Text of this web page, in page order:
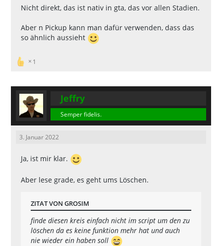
Nicht direkt, das ist nativ in gta, das vor allen Stadien.
Aber n Pickup kann man dafür verwenden, dass das
so ähnlich aussieht
1
Jeffry
Semper fidelis.
3. Januar 2022
Ja, ist mir klar.
Aber lese grade, es geht ums Löschen.
ZITAT VON GROSIM
finde diesen kreis einfach nicht im script um den zu
löschen da es keine funktion mehr hat und auch
nie wieder ein haben soll